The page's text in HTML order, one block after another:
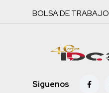
BOLSA DE TRABAJO
Siguenos